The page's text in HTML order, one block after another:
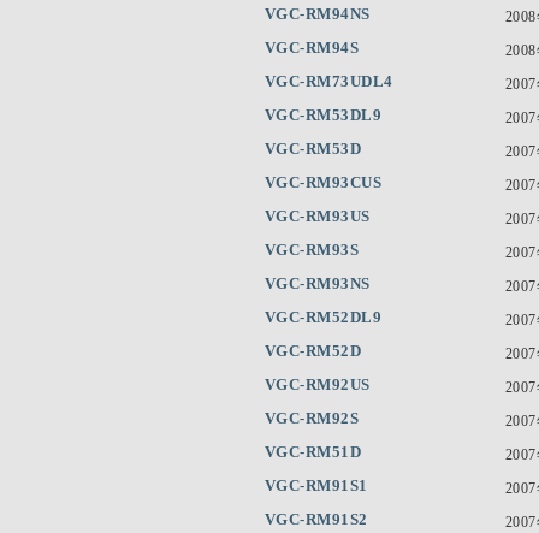
VGC-RM94NS
VGC-RM94S
VGC-RM73UDL4
VGC-RM53DL9
VGC-RM53D
VGC-RM93CUS
VGC-RM93US
VGC-RM93S
VGC-RM93NS
VGC-RM52DL9
VGC-RM52D
VGC-RM92US
VGC-RM92S
VGC-RM51D
VGC-RM91S1
VGC-RM91S2